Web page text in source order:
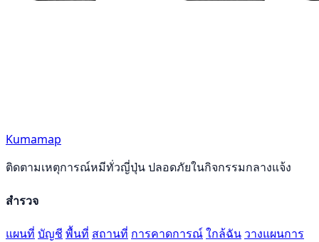
Kumamap
ติดตามเหตุการณ์หมีทั่วญี่ปุ่น ปลอดภัยในกิจกรรมกลางแจ้ง
สำรวจ
แผนที่ บัญชี พื้นที่ สถานที่ การคาดการณ์ใกล้ฉัน วางแผนการ